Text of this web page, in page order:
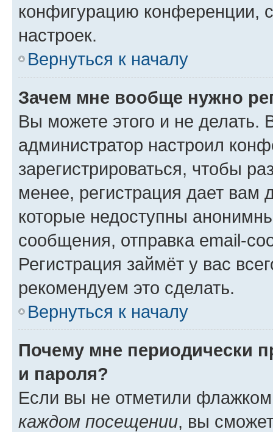
конфигурацию конференции,
настроек.
Вернуться к началу
Зачем мне вообще нужно
Вы можете этого и не делать.
администратор настроил
зарегистрироваться, чтобы
менее, регистрация дает вам
которые недоступны
сообщения, отправка email-
Регистрация займёт у вас
рекомендуем это сделать.
Вернуться к началу
Почему мне периодически
и пароля?
Если вы не отметили
каждом посещении, вы